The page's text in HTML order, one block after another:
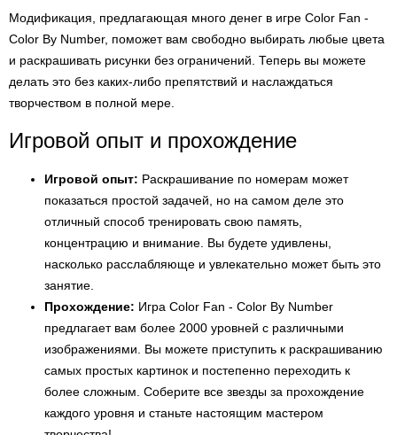
Модификация, предлагающая много денег в игре Color Fan -
Color By Number, поможет вам свободно выбирать любые цвета
и раскрашивать рисунки без ограничений. Теперь вы можете
делать это без каких-либо препятствий и наслаждаться
творчеством в полной мере.
Игровой опыт и прохождение
Игровой опыт: Раскрашивание по номерам может
показаться простой задачей, но на самом деле это
отличный способ тренировать свою память,
концентрацию и внимание. Вы будете удивлены,
насколько расслабляюще и увлекательно может быть это
занятие.
Прохождение: Игра Color Fan - Color By Number
предлагает вам более 2000 уровней с различными
изображениями. Вы можете приступить к раскрашиванию
самых простых картинок и постепенно переходить к
более сложным. Соберите все звезды за прохождение
каждого уровня и станьте настоящим мастером